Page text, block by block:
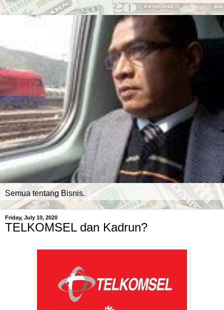
Semua tentang Bisnis.
Friday, July 10, 2020
TELKOMSEL dan Kadrun?